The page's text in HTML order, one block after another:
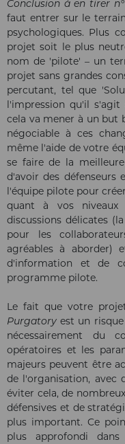
Conclusion à en tirer
faut entrer sur le
psychologiques. Plus
projet soit le plus
nom de 'pilote' – un
projet sans grandes
percutant, tel que
l'impression qu'il
cela va mener à un but
négociable à ces
même l'aide de votre
se faire de la meilleure
d'avoir des défenseurs
l'équipe pilote pour
quant à vos niveaux
discussions délicates
pour les
agréables à aborder)
d'information et de
programme pilote.
Le fait que votre
Purgatory est un
nécessairement du
opératoires et les
majeurs peuvent être
de l'organisation, avec
éviter cela, de
défensives et de
plus important. Ce
plus approfondi